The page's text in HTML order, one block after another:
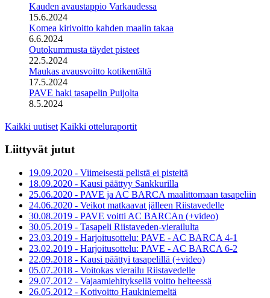
Kauden avaustappio Varkaudessa
15.6.2024
Komea kirivoitto kahden maalin takaa
6.6.2024
Outokummusta täydet pisteet
22.5.2024
Maukas avausvoitto kotikentältä
17.5.2024
PAVE haki tasapelin Puijolta
8.5.2024
Kaikki uutiset Kaikki otteluraportit
Liittyvät jutut
19.09.2020 - Viimeisestä pelistä ei pisteitä
18.09.2020 - Kausi päättyy Sankkurilla
25.06.2020 - PAVE ja AC BARCA maalittomaan tasapeliin
24.06.2020 - Veikot matkaavat jälleen Riistavedelle
30.08.2019 - PAVE voitti AC BARCAn (+video)
30.05.2019 - Tasapeli Riistaveden-vierailulta
23.03.2019 - Harjoitusottelu: PAVE - AC BARCA 4-1
23.02.2019 - Harjoitusottelu: PAVE - AC BARCA 6-2
22.09.2018 - Kausi päättyi tasapelillä (+video)
05.07.2018 - Voitokas vierailu Riistavedelle
29.07.2012 - Vajaamiehityksellä voitto helteessä
26.05.2012 - Kotivoitto Haukiniemeltä